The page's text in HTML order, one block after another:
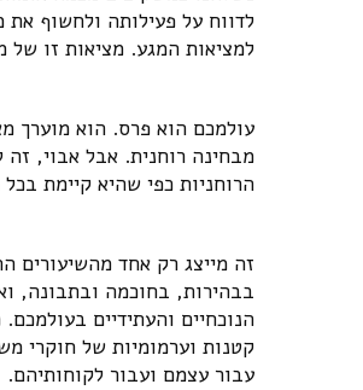
לדווח על פעילותה ולחשוף
למציאות המגע. מציאות זו של
עולמכם הוא פרס. הוא מוערך
מבחינה רוחנית. אבל אבוי,
הרוחניות כפי שהיא קיימת בכל
זה מייצג רק אחד מהשיעורים
בבהירות, בחוכמה ובתבונה,
הנוכחיים והעתידיים
קטנות וערמומיות של חוקרי
עבור עצמם ועבור לקוחותיהם.